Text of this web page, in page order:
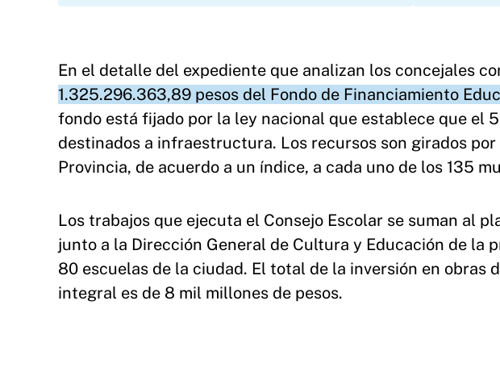
En el detalle del expediente que analizan los concejales
1.325.296.363,89 pesos del Fondo de Financiamiento
fondo está fijado por la ley nacional que establece que el
destinados a infraestructura. Los recursos son girados
Provincia, de acuerdo a un índice, a cada uno de los 135
Los trabajos que ejecuta el Consejo Escolar se suman al
junto a la Dirección General de Cultura y Educación de la
80 escuelas de la ciudad. El total de la inversión en obras
integral es de 8 mil millones de pesos.